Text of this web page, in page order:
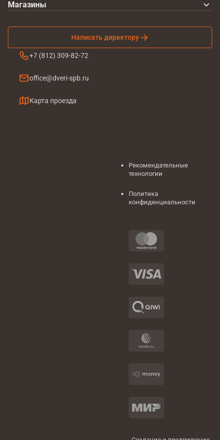
Написать директору
+7 (812) 309-82-72
office@dveri-spb.ru
Карта проезда
Магазины
Рекомендательные
технологии
Политика
конфиденциальности